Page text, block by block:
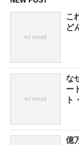
こ
ど
な
ー
ト
億